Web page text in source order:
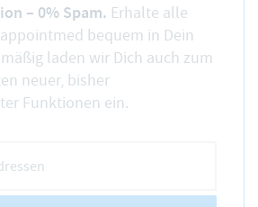
– 0% Spam. Erhalte alle
bequem in Dein
laden wir Dich auch zum
neuer, bisher
Funktionen ein.